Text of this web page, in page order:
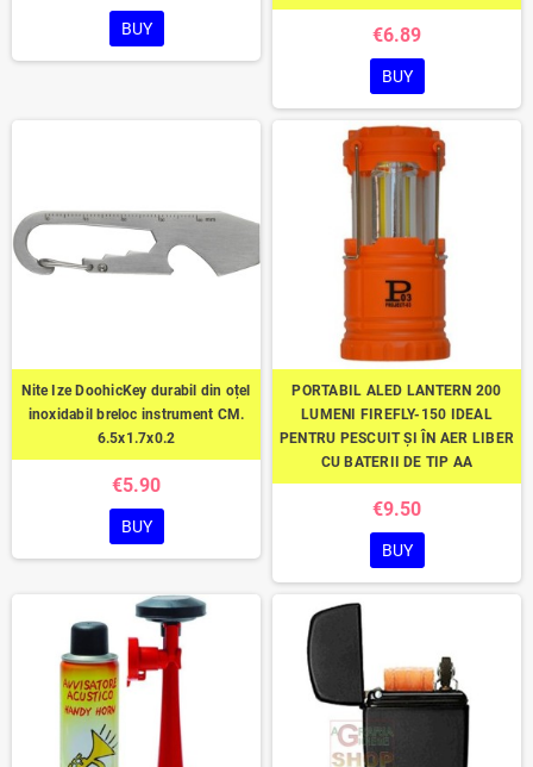
BUY €6.89
BUY
Nite Ize DoohicKey durabil din oțel
inoxidabil breloc instrument CM.
6.5x1.7x0.2
€5.90
BUY
PORTABIL ALED LANTERN 200
LUMENI FIREFLY-150 IDEAL
PENTRU PESCUIT ȘI ÎN AER LIBER
CU BATERII DE TIP AA
€9.50
BUY